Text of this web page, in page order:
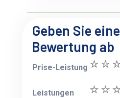
Geben Sie eine
Bewertung ab
Prise-Leistung
Leistungen